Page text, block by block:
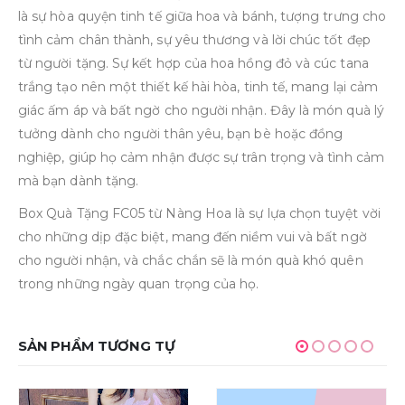
là sự hòa quyện tinh tế giữa hoa và bánh, tượng trưng cho
tình cảm chân thành, sự yêu thương và lời chúc tốt đẹp
từ người tặng. Sự kết hợp của hoa hồng đỏ và cúc tana
trắng tạo nên một thiết kế hài hòa, tinh tế, mang lại cảm
giác ấm áp và bất ngờ cho người nhận. Đây là món quà lý
tưởng dành cho người thân yêu, bạn bè hoặc đồng
nghiệp, giúp họ cảm nhận được sự trân trọng và tình cảm
mà bạn dành tặng.
Box Quà Tặng FC05 từ Nàng Hoa là sự lựa chọn tuyệt vời
cho những dịp đặc biệt, mang đến niềm vui và bất ngờ
cho người nhận, và chắc chắn sẽ là món quà khó quên
trong những ngày quan trọng của họ.
SẢN PHẨM TƯƠNG TỰ